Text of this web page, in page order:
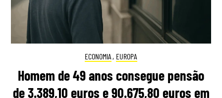
ECONOMIA , EUROPA
Homem de 49 anos consegue pensão
de 3.389,10 euros e 90.675,80 euros em